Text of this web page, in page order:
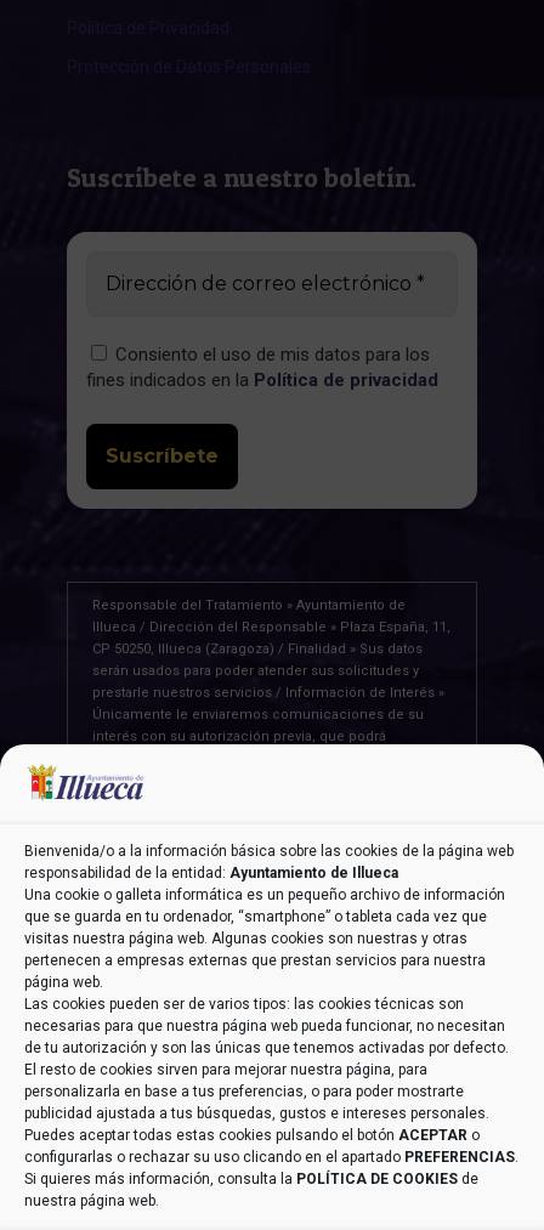
Bienvenida/o a la información básica sobre las cookies de la página web
responsabilidad de la entidad: Ayuntamiento de Illueca
Una cookie o galleta informática es un pequeño archivo de información
que se guarda en tu ordenador, “smartphone” o tableta cada vez que
visitas nuestra página web. Algunas cookies son nuestras y otras
pertenecen a empresas externas que prestan servicios para nuestra
página web.
Las cookies pueden ser de varios tipos: las cookies técnicas son
necesarias para que nuestra página web pueda funcionar, no necesitan
de tu autorización y son las únicas que tenemos activadas por defecto.
El resto de cookies sirven para mejorar nuestra página, para
personalizarla en base a tus preferencias, o para poder mostrarte
publicidad ajustada a tus búsquedas, gustos e intereses personales.
Puedes aceptar todas estas cookies pulsando el botón ACEPTAR o
configurarlas o rechazar su uso clicando en el apartado PREFERENCIAS.
Si quieres más información, consulta la POLÍTICA DE COOKIES de
nuestra página web.
Política de Privacidad
Protección de Datos Personales
Suscríbete a nuestro boletín.
Consiento el uso de mis datos para los
fines indicados en la Política de privacidad
Responsable del Tratamiento » Ayuntamiento de
Illueca / Dirección del Responsable » Plaza España, 11,
CP 50250, Illueca (Zaragoza) / Finalidad » Sus datos
serán usados para poder atender sus solicitudes y
prestarle nuestros servicios / Información de Interés »
Únicamente le enviaremos comunicaciones de su
interés con su autorización previa, que podrá
establecida al efecto / Legitimación » Únicamente
trataremos sus datos con su consentimiento previo,
correspondiente establecida al efecto / Destinatarios »
Con carácter general, sólo el personal de nuestra
entidad que esté debidamente autorizado podrá tener
conocimiento de la información que le pedimos /
Derechos » Tiene derecho a saber qué información
tenemos sobre usted, corregirla y eliminarla, tal y
como se explica en la información adicional
disponible en nuestra página web / Información
Adicional » Más información en el apartado“POLÍTICA
DE PRIVACIDAD”de nuestra página web / Datos de
Contacto DPD » aeneriz@audidat.com